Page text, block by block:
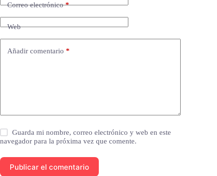
Correo electrónico*
Web
Añadir comentario *
Guarda mi nombre, correo electrónico y web en este
navegador para la próxima vez que comente.
Publicar el comentario